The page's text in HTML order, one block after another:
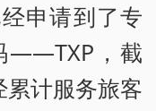
申请到了专
——TXP，截
计服务旅客